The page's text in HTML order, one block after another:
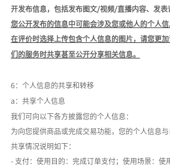
开发布信息，包括发布图文/视频/直播内容、发表
您公开发布的信息中可能会涉及您或他人的个人
在评价时选择上传包含个人信息的图片，请您更
们的服务时共享甚至公开分享相关信息。
6：个人信息的共享和转移
a：共享个人信息
我们可向以下各方披露您的个人信息：
为向您提供商品或完成交易功能，您的个人信息
共享情况说明如下：
- 支付：使用目的：完成订单支付；使用场景： 使